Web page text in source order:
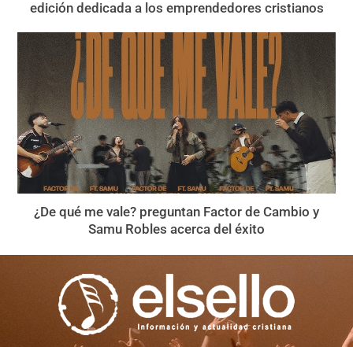
edición dedicada a los emprendedores cristianos
¿De qué me vale? preguntan Factor de Cambio y
Samu Robles acerca del éxito